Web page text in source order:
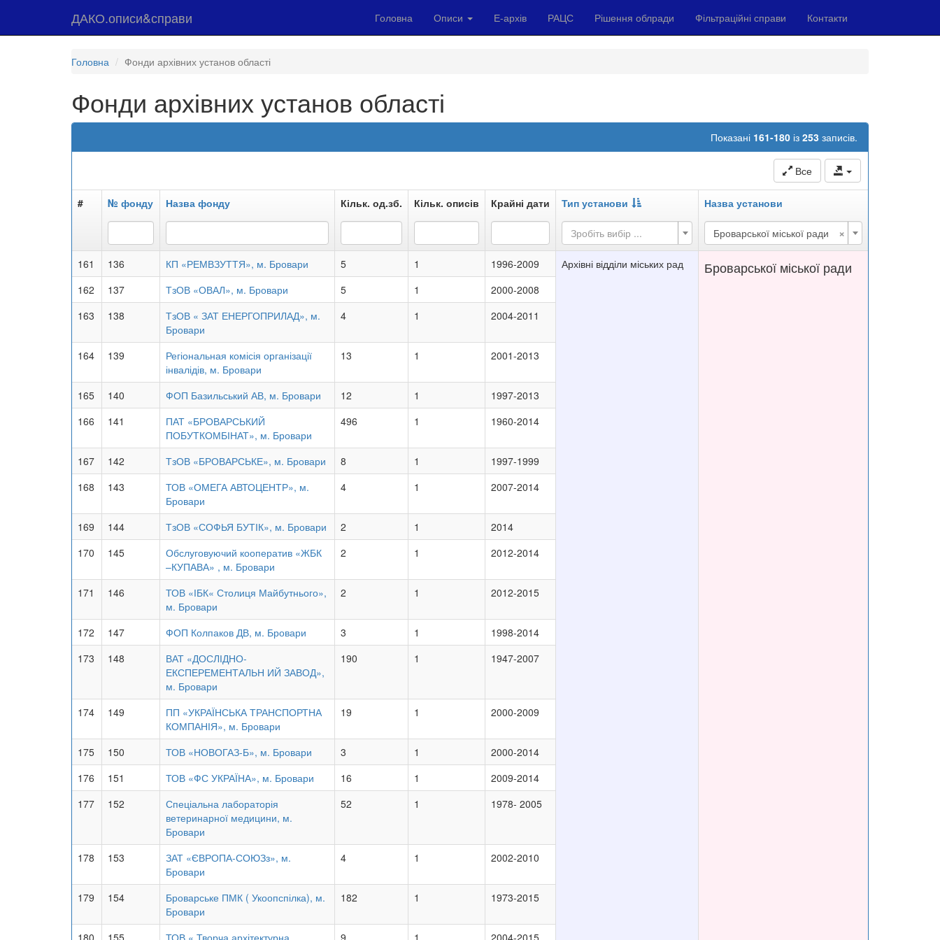
ДАКО.описи&справи Головна Описи Е-архів РАЦС Рішення облради Фільтраційні справи Контакти
Головна Фонди архівних установ області
Фонди архівних установ області
Показані 161-180 із 253 записів.
Все
# № фонду Назва фонду Кільк. од.зб. Кільк. описів Крайні дати Тип установи Назва установи
Зробіть вибір ... ×
Броварської міської ради
161 136 КП «РЕМВЗУТТЯ», м. Бровари 5 1 1996-2009 Архівні відділи міських рад Броварської міської ради
162 137 ТзОВ «ОВАЛ», м. Бровари 5 1
2000-2008
163
138
ТзОВ « ЗАТ ЕНЕРГОПРИЛАД», м.
Бровари
4 1 2004-2011
164 139
Регіональная комісія організації
інвалідів, м. Бровари
13 1 2001-2013
165 140 ФОП Базильський АВ, м. Бровари 12 1
1997-2013
166
141
ПАТ «БРОВАРСЬКИЙ
ПОБУТКОМБІНАТ», м. Бровари
496 1 1960-2014
167 142 ТзОВ «БРОВАРСЬКЕ», м. Бровари 8 1
1997-1999
168
143
ТОВ «ОМЕГА АВТОЦЕНТР», м.
Бровари
4 1 2007-2014
169 144 ТзОВ «СОФЬЯ БУТІК», м. Бровари 2 1
2014
170
145
Обслуговуючий кооператив «ЖБК
–КУПАВА» , м. Бровари
2 1 2012-2014
171 146
ТОВ «ІБК« Столиця Майбутнього»,
м. Бровари
2 1 2012-2015
172 147 ФОП Колпаков ДВ, м. Бровари 3 1
1998-2014
173
148
ВАТ «ДОСЛІДНО-
ЕКСПЕРЕМЕНТАЛЬН ИЙ ЗАВОД»,
м. Бровари
190 1 1947-2007
174 149
ПП «УКРАЇНСЬКА ТРАНСПОРТНА
КОМПАНІЯ», м. Бровари
19 1 2000-2009
175 150 ТОВ «НОВОГАЗ-Б», м. Бровари 3 1
2000-2014
176
151 ТОВ «ФС УКРАЇНА», м. Бровари 16 1
2009-2014
177
152
Спеціальна лабораторія
ветеринарної медицини, м.
Бровари
52 1 1978- 2005
178 153
ЗАТ «ЄВРОПА-СОЮЗз», м.
Бровари
4 1 2002-2010
179 154
Броварське ПМК ( Укоопспілка), м.
Бровари
182 1 1973-2015
180 155 ТОВ « Творча архітектурна 9 1 2004-2015